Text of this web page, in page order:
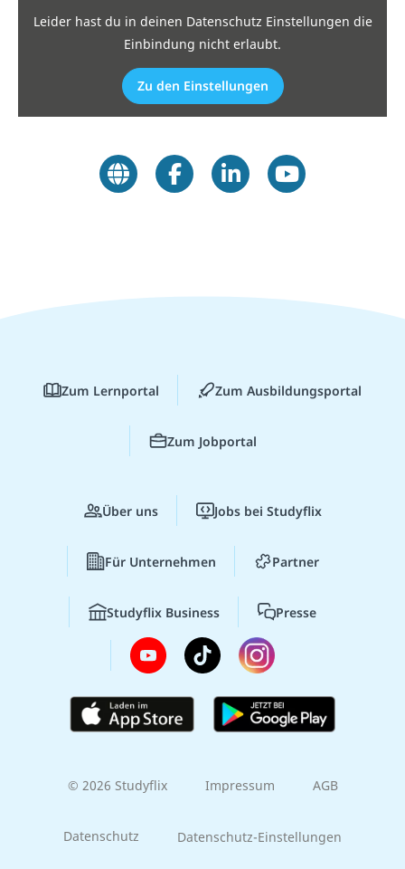
Leider hast du in deinen Datenschutz Einstellungen die
Einbindung nicht erlaubt.
Zu den Einstellungen
Zum Lernportal Zum Ausbildungsportal
Zum Jobportal
Über uns Jobs bei Studyflix
Für Unternehmen Partner
Studyflix Business Presse
© 2026 Studyflix Impressum AGB
Datenschutz Datenschutz-Einstellungen